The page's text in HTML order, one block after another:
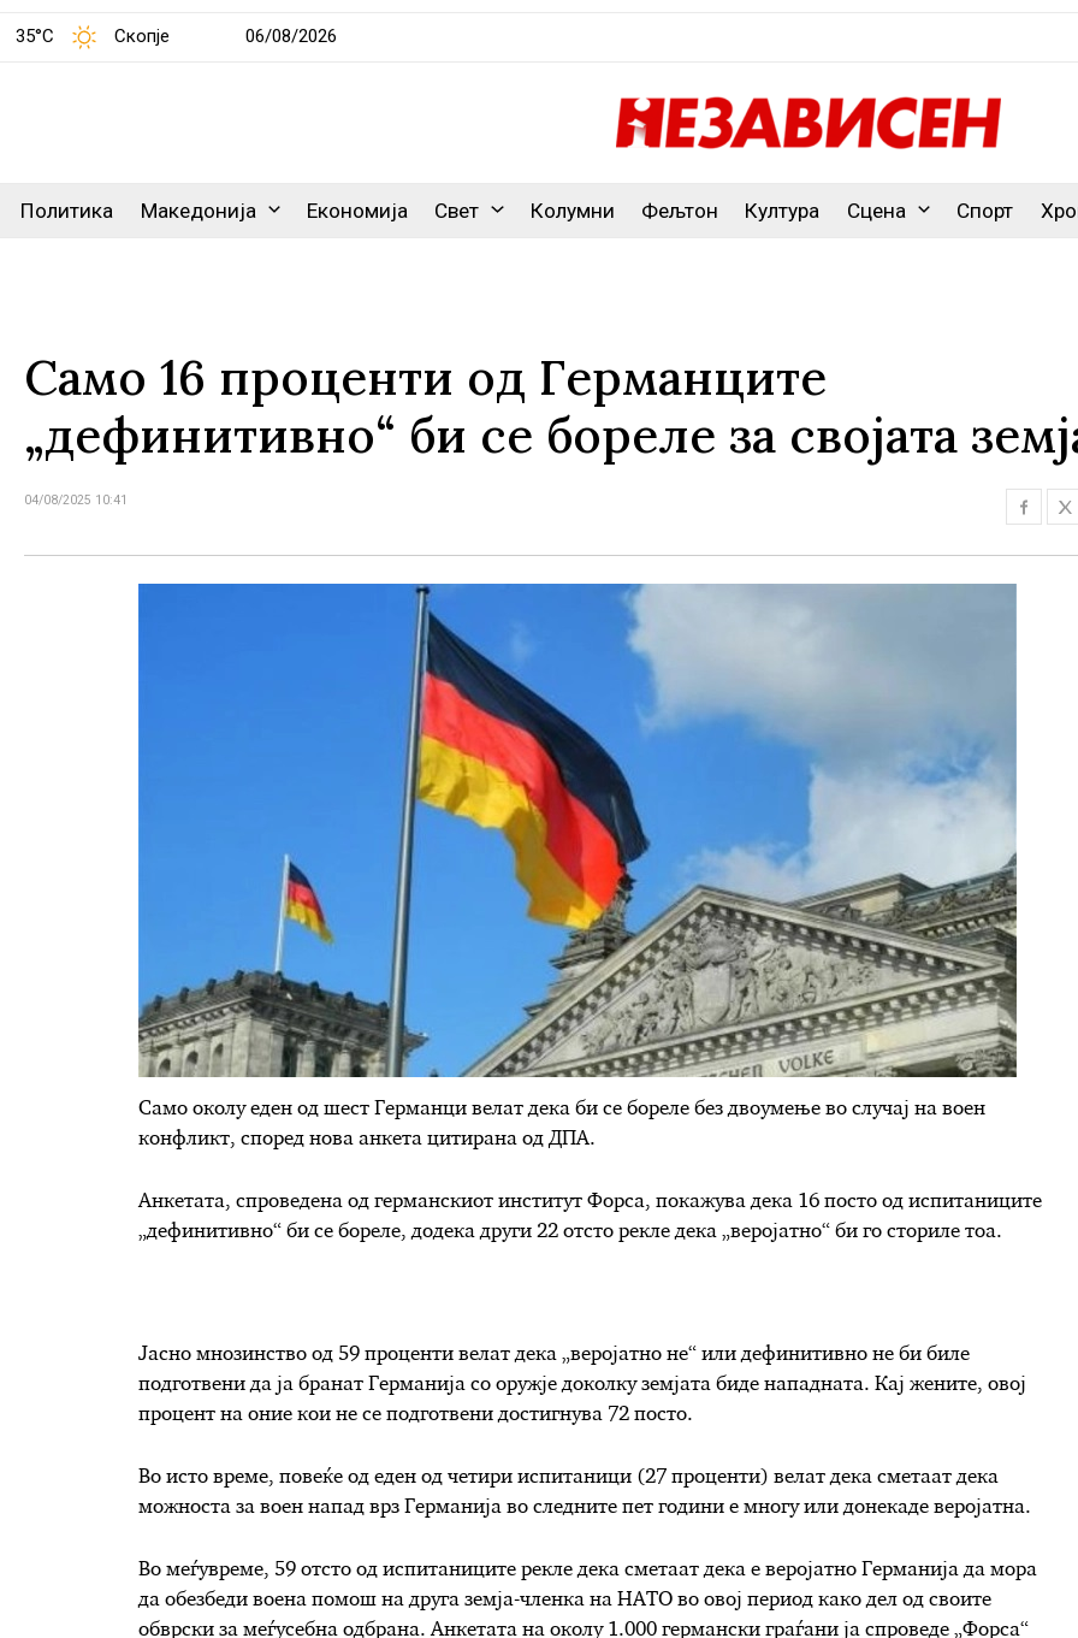
35°C Скопје 06/08/2026
Политика Македонија Економија Свет Колумни Фељтон Култура Сцена Спорт
Само 16 проценти од Германците
„дефинитивно“ би се бореле за својата
04/08/2025 10:41
Само околу еден од шест Германци велат дека би се бореле без двоумење во случај на воен
конфликт, според нова анкета цитирана од ДПА.
Анкетата, спроведена од германскиот институт Форса, покажува дека 16 посто од испитаниците
„дефинитивно“ би се бореле, додека други 22 отсто рекле дека „веројатно“ би го сториле тоа.
Јасно мнозинство од 59 проценти велат дека „веројатно не“ или дефинитивно не би биле
подготвени да ја бранат Германија со оружје доколку земјата биде нападната. Кај жените, овој
процент на оние кои не се подготвени достигнува 72 посто.
Во исто време, повеќе од еден од четири испитаници (27 проценти) велат дека сметаат дека
можноста за воен напад врз Германија во следните пет години е многу или донекаде веројатна.
Во меѓувреме, 59 отсто од испитаниците рекле дека сметаат дека е веројатно Германија да мора
да обезбеди воена помош на друга земја-членка на НАТО во овој период како дел од своите
обврски за меѓусебна одбрана. Анкетата на околу 1.000 германски граѓани ја спроведе „Форса“